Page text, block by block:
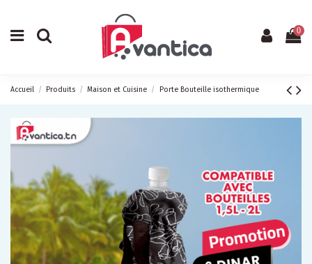
0
Accueil Produits Maison et Cuisine Porte Bouteille isothermique